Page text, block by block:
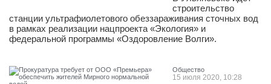
строительство
станции ультрафиолетового обеззараживания сточных вод
в рамках реализации нацпроекта «Экология» и
федеральной программы «Оздоровление Волги».
Общество
15 июля 2020, 10:28